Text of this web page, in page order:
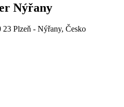
Nýřany
Plzeň - Nýřany, Česko